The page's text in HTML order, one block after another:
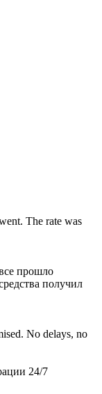
The rate was
прошло
получил
No delays, no
24/7